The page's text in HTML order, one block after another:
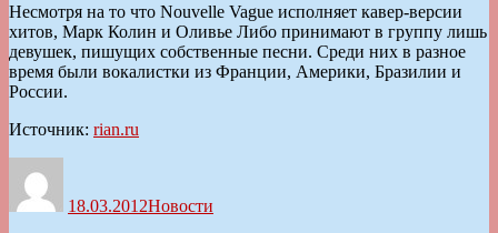
Несмотря на то что Nouvelle Vague исполняет кавер-версии
хитов, Марк Колин и Оливье Либо принимают в группу лишь
девушек, пишущих собственные песни. Среди них в разное
время были вокалистки из Франции, Америки, Бразилии и
России.
Источник: rian.ru
18.03.2012Новости